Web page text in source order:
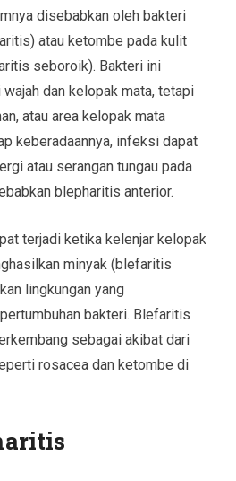
disebabkan oleh bakteri
atau ketombe pada kulit
seboroik). Bakteri ini
dan kelopak mata, tetapi
atau area kelopak mata
keberadaannya, infeksi dapat
atau serangan tungau pada
blepharitis anterior.
terjadi ketika kelenjar kelopak
minyak (blefaritis
lingkungan yang
bakteri. Blefaritis
sebagai akibat dari
rosacea dan ketombe di